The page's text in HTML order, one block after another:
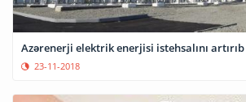
Azərenerji elektrik enerjisi istehsalını artırıb
23-11-2018